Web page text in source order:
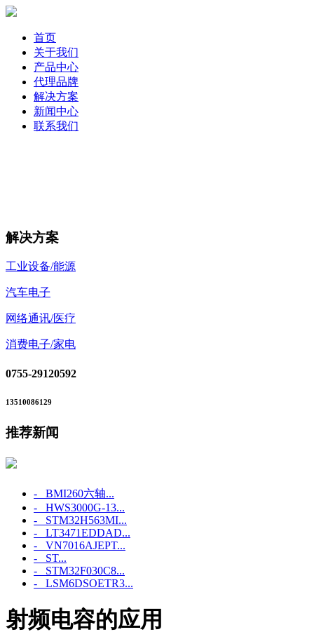
首页
关于我们
产品中心
代理品牌
解决方案
新闻中心
联系我们
解决方案
工业设备/能源
汽车电子
网络通讯/医疗
消费电子/家电
0755-29120592
13510086129
推荐新闻
- BMI260六轴...
- HWS3000G-13...
- STM32H563MI...
- LT3471EDDAD...
- VN7016AJEPT...
- ST...
- STM32F030C8...
- LSM6DSOETR3...
射频电容的应用